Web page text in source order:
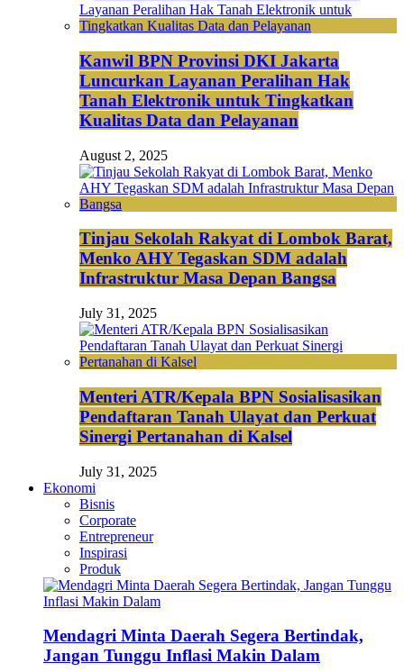
Kanwil BPN Provinsi DKI Jakarta
Luncurkan Layanan Peralihan Hak
Tanah Elektronik untuk Tingkatkan
Kualitas Data dan Pelayanan
August 2, 2025
Tinjau Sekolah Rakyat di Lombok Barat,
Menko AHY Tegaskan SDM adalah
Infrastruktur Masa Depan Bangsa
July 31, 2025
Menteri ATR/Kepala BPN Sosialisasikan
Pendaftaran Tanah Ulayat dan Perkuat
Sinergi Pertanahan di Kalsel
July 31, 2025
Ekonomi
Bisnis
Corporate
Entrepreneur
Inspirasi
Produk
Mendagri Minta Daerah Segera Bertindak,
Jangan Tunggu Inflasi Makin Dalam